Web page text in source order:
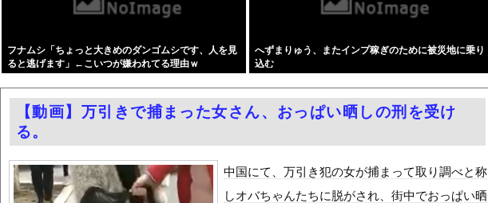
【悲報】蓮舫さん、官邸の被災地訪問広報動画に「ありえない！作成費用は、あなたの税金で...
エロ漫画『改変おじさん』をrawやhitomiを使わずに無料で読む方法│スタジオサウ...
まだ墓石があるだけマシと見るべきか。今はもう合葬墓ばかり
24kg痩せてもムチムチ感健在の朝野ナツ(24)
秋元真夏、ノーブラノーパンを披露ｗｗタオル1枚で隠す姿がほぼAV女優・・
レクサスの軽トラとかどうよ
セクシー女優さん、熊本地震に300万寄付 → 炎上ｗｗｗ
連れて行かれた
フナムシ「ちょっと大きめのダンゴムシです、人を見
ると逃げます」←こいつが嫌われてる理由ｗ
へずまりゅう、またインプ稼ぎのために被災地に乗り
込む
自動
更新
【動画】万引きで捕まった女さん、おっぱい晒しの刑を受け
る。
中国にて、万引き犯の女が捕まって取り調べと称
しオバちゃんたちに脱がされ、街中でおっぱい晒